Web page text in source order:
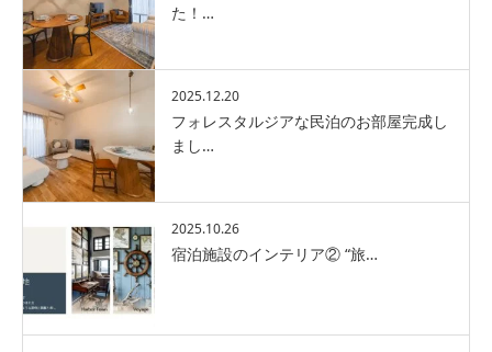
た！…
2025.12.20
フォレスタルジアな民泊のお部屋完成し
まし…
2025.10.26
宿泊施設のインテリア② “旅…